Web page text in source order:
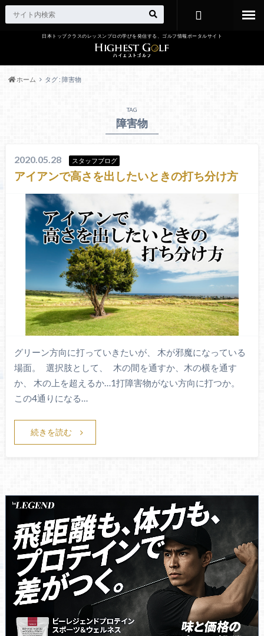
日本トップクラスのレッスンプロの学びを発信する、ゴルフ情報ポータルサイト
ホーム タグ : 障害物
TAG
障害物
2020.05.28 スタッフブログ
アイアンで高さを出したいときの打ち分け方
グリーン方向に打っていきたいが、 木が邪魔になっている
場面。 選択肢として、 木の間を通すか、木の横を通す
か、 木の上を超えるか…1打障害物がない方向に打つか。
この4通りになる…
続きを読む